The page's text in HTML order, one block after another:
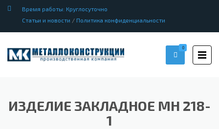
Время работы: Круглосуточно
Статьи и новости / Политика конфиденциальности
0
ИЗДЕЛИЕ ЗАКЛАДНОЕ МН 218-
1